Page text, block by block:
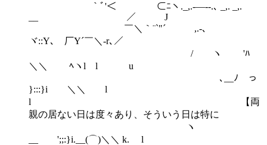
｀ﾞ'＜ ⊂ﾆヽ._,.-―‐-.､ _,. _,.
__ ／ J
￣＼｀¨`"´ ,.-､
ヾ::Y､ 厂Y´￣＼-r､／
/ ヽ 'ﾊ
＼＼ ﾍヽl l u
､__ﾉ っ
}:::}i ＼＼ l
l 【両
親の居ない日は度々あり、そういう日は特に
ヽ
__ ';;:}i.__(⌒)＼＼ k. l